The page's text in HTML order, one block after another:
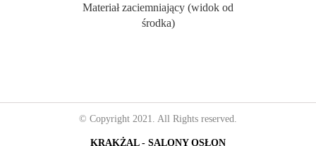
Materiał zaciemniający (widok od
środka)
© Copyright 2021. All Rights reserved.
KRAKŻAL - SALONY OSŁON